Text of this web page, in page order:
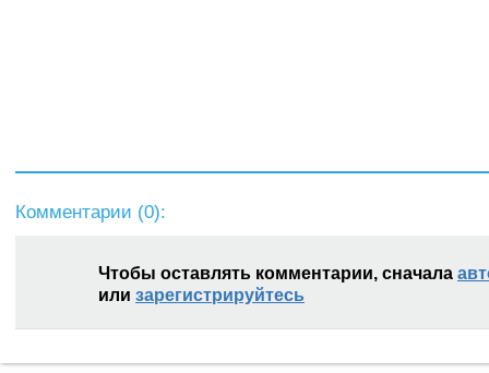
Комментарии (0):
Чтобы оставлять комментарии, сначала
или зарегистрируйтесь